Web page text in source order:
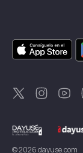
DayuseSingapur
DayuseSuecia
DayuseTailandia
DayuseNueva
DayuseTurquía
©2026dayuse.com